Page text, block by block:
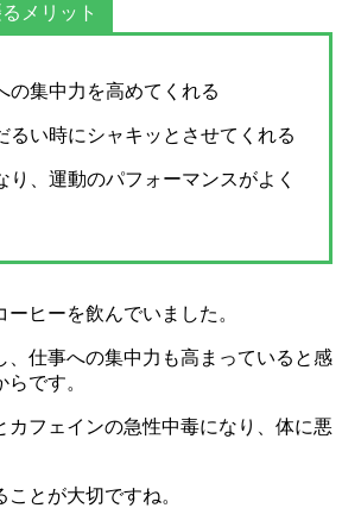
メリット
の集中力を高めてくれる
るい時にシャキッとさせてくれる
り、運動のパフォーマンスがよく
ヒーを飲んでいました。
、仕事への集中力も高まっていると感
です。
カフェインの急性中毒になり、体に悪
とが大切ですね。